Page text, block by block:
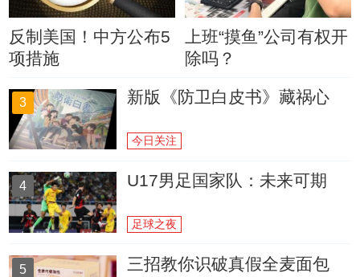
反制美国！中方公布5
项措施
上班“摸鱼”公司有权开
除吗？
3 新版《防卫白皮书》藏祸心
今日关注
4 U17男足国家队：未来可期
足球之夜
5 三招教你识破真假全麦面包